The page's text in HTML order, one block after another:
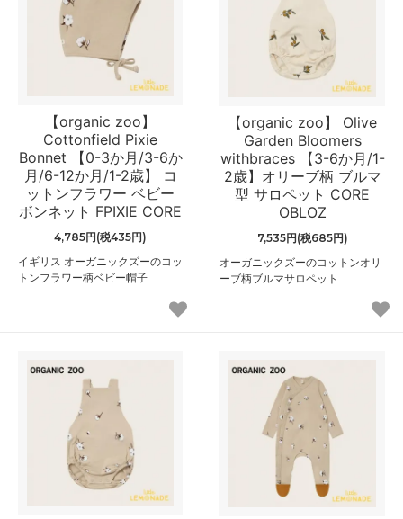
【organic zoo】
Cottonfield Pixie
Bonnet 【0-3か月/3-6か
月/6-12か月/1-2歳】 コ
ットンフラワー ベビー
ボンネット FPIXIE CORE
4,785円(税435円)
イギリス オーガニックズーのコッ
トンフラワー柄ベビー帽子
【organic zoo】 Olive
Garden Bloomers
withbraces 【3-6か月/1-
2歳】オリーブ柄 ブルマ
型 サロペット CORE
OBLOZ
7,535円(税685円)
オーガニックズーのコットンオリ
ーブ柄ブルマサロペット